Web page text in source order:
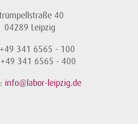
40
04289 Leipzig
341 6565 - 100
+49 341 6565 - 400
info@labor-leipzig.de